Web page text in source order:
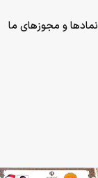
نمادها و مجوزهای ما